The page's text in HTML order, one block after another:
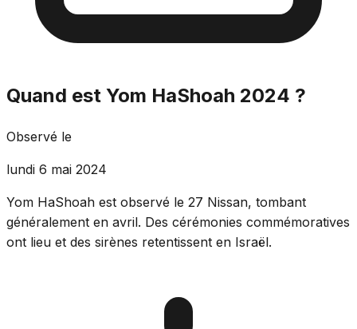
Quand est Yom HaShoah 2024 ?
Observé le
lundi 6 mai 2024
Yom HaShoah est observé le 27 Nissan, tombant
généralement en avril. Des cérémonies commémoratives
ont lieu et des sirènes retentissent en Israël.